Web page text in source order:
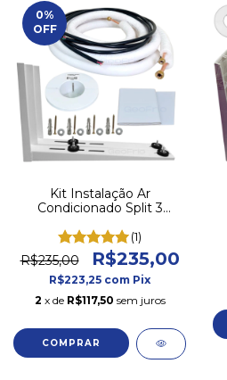
0%
OFF
Kit Instalação Ar
Condicionado Split 3
12000 BTUs(1)
R$235,00 R$235,00
R$223,25 com Pix
2 x de R$117,50 sem juros